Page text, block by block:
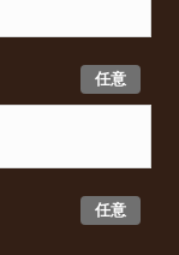
任意
任意